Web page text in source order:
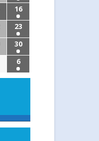
16
23
30
6